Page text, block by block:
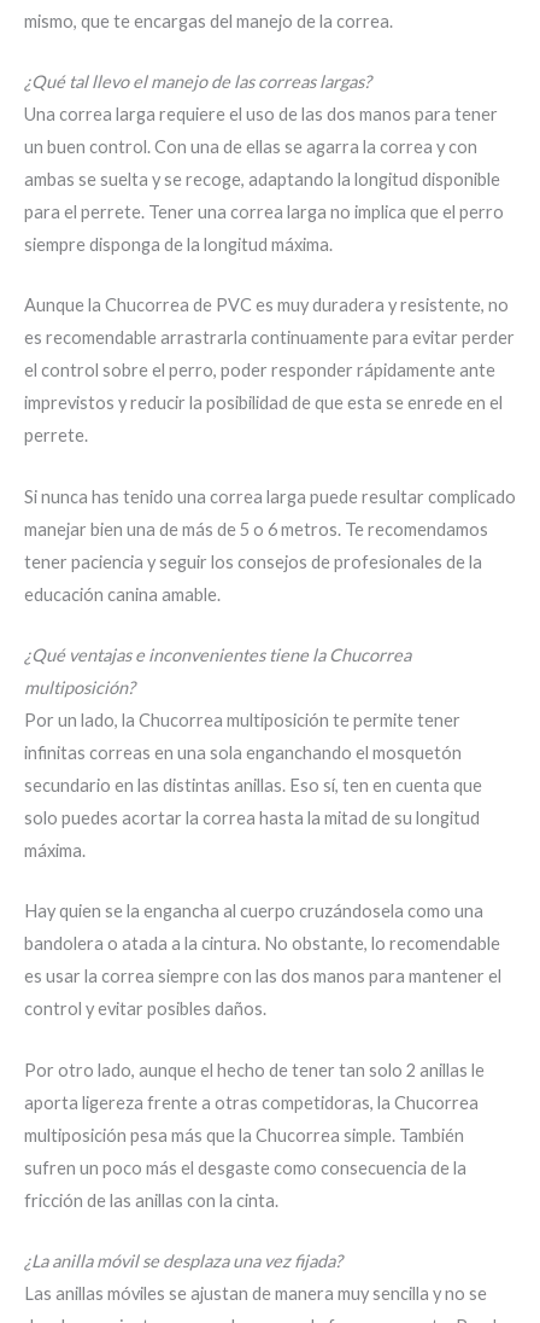
mismo, que te encargas del manejo de la correa.
¿Qué tal llevo el manejo de las correas largas?
Una correa larga requiere el uso de las dos manos para tener
un buen control. Con una de ellas se agarra la correa y con
ambas se suelta y se recoge, adaptando la longitud disponible
para el perrete. Tener una correa larga no implica que el perro
siempre disponga de la longitud máxima.
Aunque la Chucorrea de PVC es muy duradera y resistente, no
es recomendable arrastrarla continuamente para evitar perder
el control sobre el perro, poder responder rápidamente ante
imprevistos y reducir la posibilidad de que esta se enrede en el
perrete.
Si nunca has tenido una correa larga puede resultar complicado
manejar bien una de más de 5 o 6 metros. Te recomendamos
tener paciencia y seguir los consejos de profesionales de la
educación canina amable.
¿Qué ventajas e inconvenientes tiene la Chucorrea
multiposición?
Por un lado, la Chucorrea multiposición te permite tener
infinitas correas en una sola enganchando el mosquetón
secundario en las distintas anillas. Eso sí, ten en cuenta que
solo puedes acortar la correa hasta la mitad de su longitud
máxima.
Hay quien se la engancha al cuerpo cruzándosela como una
bandolera o atada a la cintura. No obstante, lo recomendable
es usar la correa siempre con las dos manos para mantener el
control y evitar posibles daños.
Por otro lado, aunque el hecho de tener tan solo 2 anillas le
aporta ligereza frente a otras competidoras, la Chucorrea
multiposición pesa más que la Chucorrea simple. También
sufren un poco más el desgaste como consecuencia de la
fricción de las anillas con la cinta.
¿La anilla móvil se desplaza una vez fijada?
Las anillas móviles se ajustan de manera muy sencilla y no se